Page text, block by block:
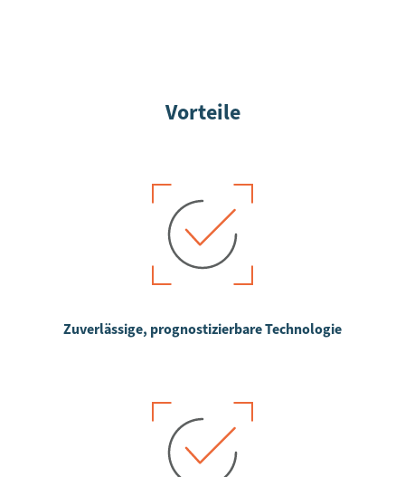
Vorteile
Zuverlässige, prognostizierbare Technologie